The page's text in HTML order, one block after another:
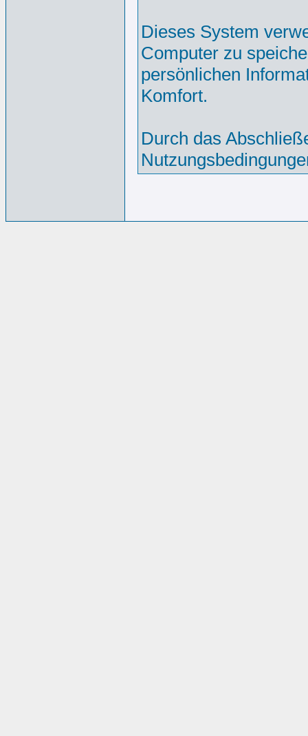
Dieses System
Computer zu
persönlichen
Komfort.
Durch das